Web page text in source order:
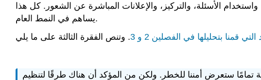
الأسئلة، والتركيز، والإعلانات المباشرة عن الشعور. كل هذا
يساهم في النمط العام.
قمنا بتحليلها في الفصلين 2 و 3
تمامًا ستعرض أمننا للخطر. ولكن من المؤكد أن هناك طرقًا لتنظيم